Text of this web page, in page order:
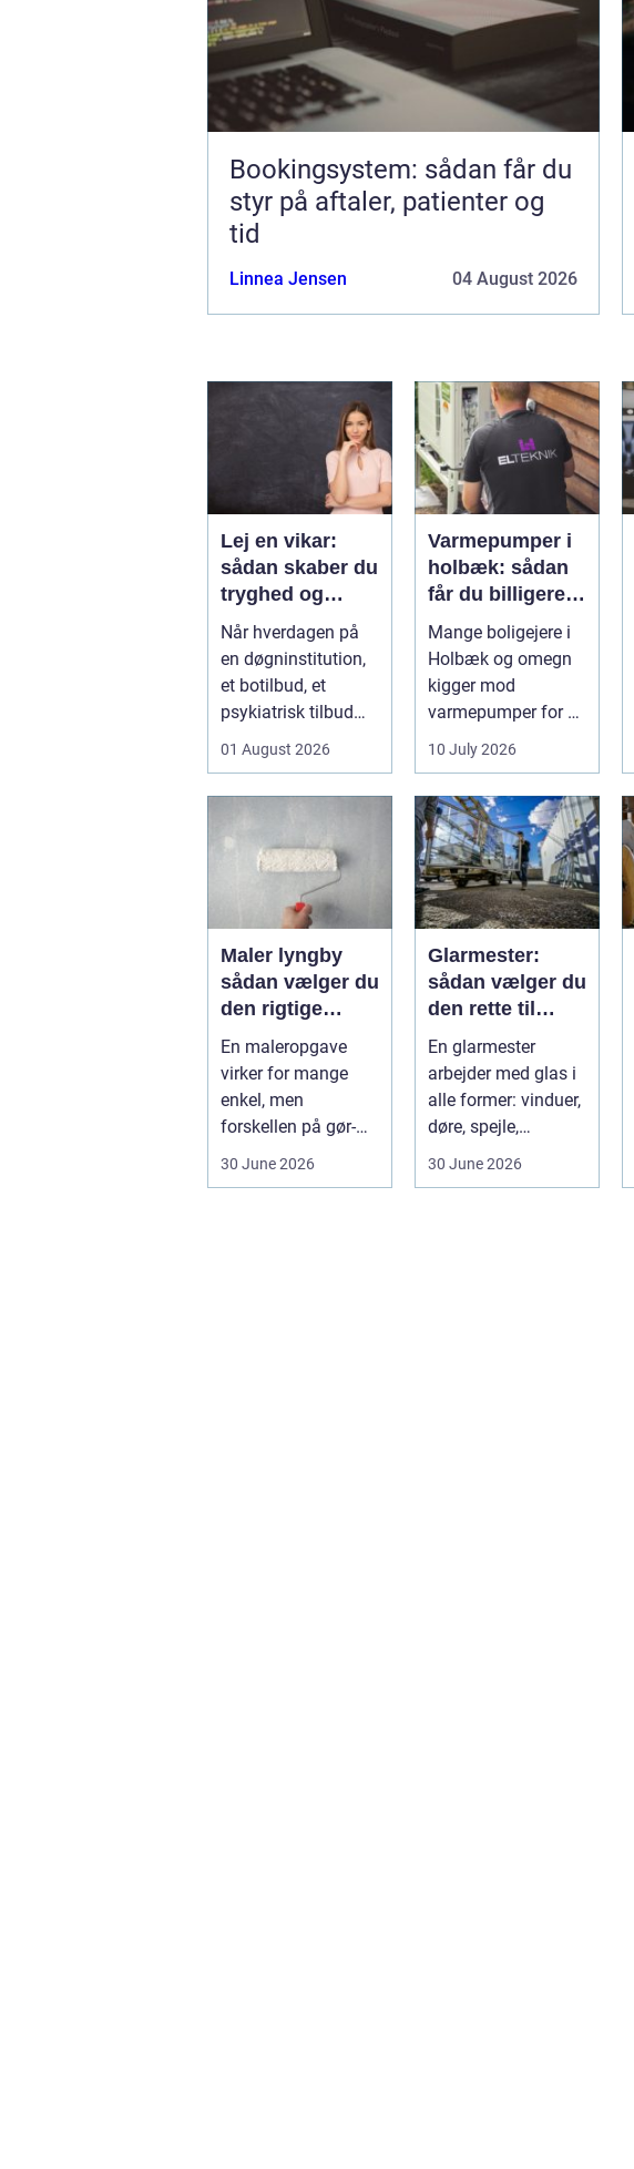
Bookingsystem: sådan får du
styr på aftaler, patienter og
tid
Linnea Jensen 04 August 2026
Lej en vikar:
sådan skaber du
tryghed og
fleksibilitet i
hverdagen
Når hverdagen på
en døgninstitution,
et botilbud, et
psykiatrisk tilbud
pludselig ænd...
01 August 2026
Varmepumper i
holbæk: sådan
får du billigere
varme og bedre
indeklima
Mange boligejere i
Holbæk og omegn
kigger mod
varmepumper for at
sænke
varmeregningen og
få et sunde...
10 July 2026
Maler lyngby
sådan vælger du
den rigtige
fagmand
En maleropgave
virker for mange
enkel, men
forskellen på gør-
30 June 2026
Glarmester:
sådan vælger du
den rette til
opgaven
En glarmester
arbejder med glas i
alle former: vinduer,
døre, spejle,
30 June 2026